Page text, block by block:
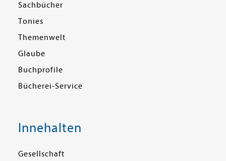
Sachbücher
Tonies
Themenwelt
Glaube
Buchprofile
Bücherei-Service
Innehalten
Gesellschaft